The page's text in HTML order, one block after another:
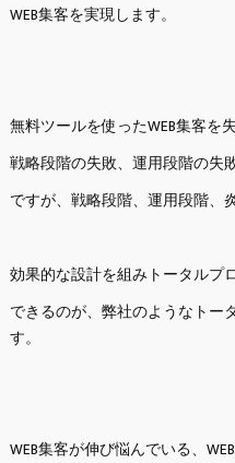
WEB集客を実現します。
無料ツールを使ったWEB集客を
戦略段階の失敗、運用段階の失
ですが、戦略段階、運用段階、
効果的な設計を組みトータルプ
できるのが、弊社のようなトー
す。
WEB集客が伸び悩んでいる、